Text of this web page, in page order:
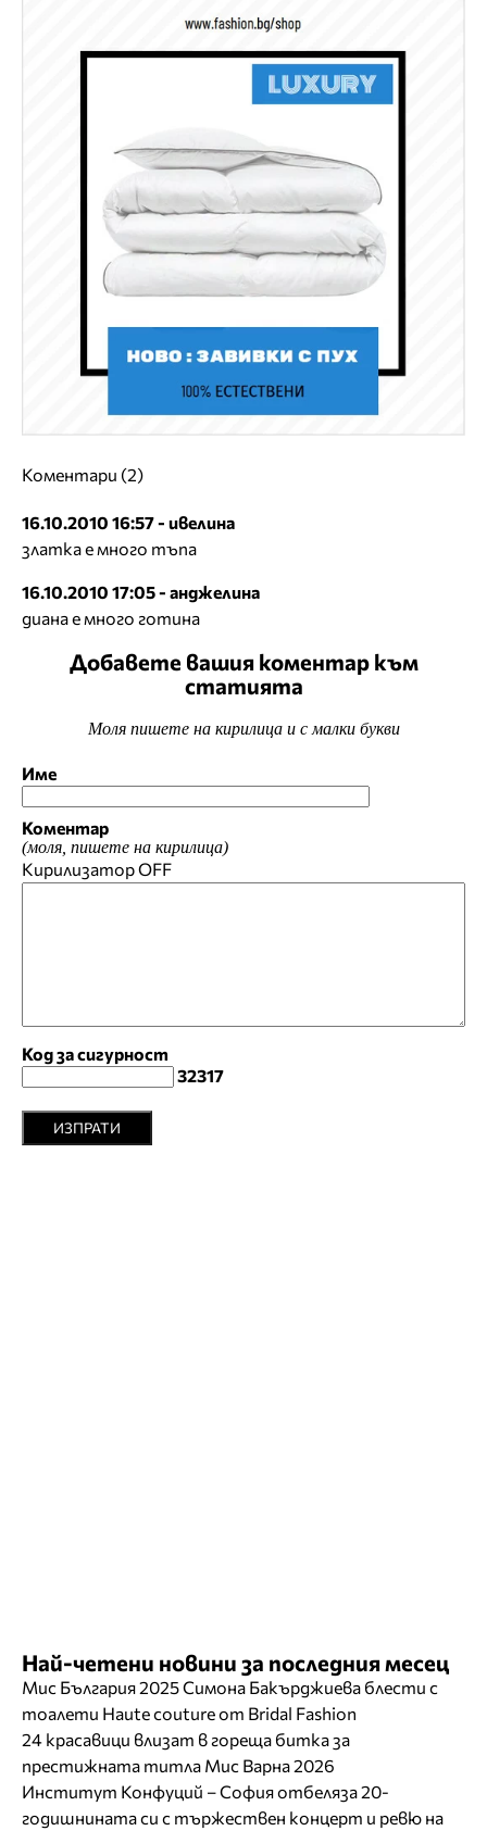
Коментари (2)
16.10.2010 16:57 - ивелина
златка е много тъпа
16.10.2010 17:05 - анджелина
диана е много готина
Добавете вашия коментар към
статията
Моля пишете на кирилица и с малки букви
Име
Коментар
(моля, пишете на кирилица)
КирилизаторOFF
Код за сигурност
32317
ИЗПРАТИ
Най-четени новини за последния месец
Мис България 2025 Симона Бакърджиева блести с
тоалети Haute couture от Bridal Fashion
24 красавици влизат в гореща битка за
престижната титла Мис Варна 2026
Институт Конфуций – София отбеляза 20-
годишнината си с тържествен концерт и ревю на